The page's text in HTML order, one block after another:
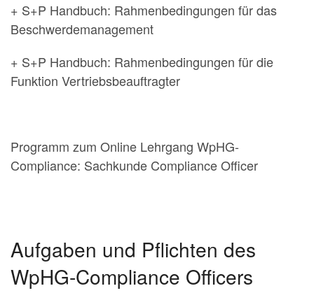
+ S+P Handbuch: Rahmenbedingungen für das
Beschwerdemanagement
+ S+P Handbuch: Rahmenbedingungen für die
Funktion Vertriebsbeauftragter
Programm zum Online Lehrgang WpHG-
Compliance: Sachkunde Compliance Officer
Aufgaben und Pflichten des
WpHG-Compliance Officers